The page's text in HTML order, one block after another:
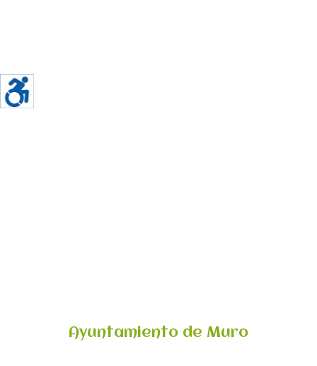
Ayuntamiento de Muro